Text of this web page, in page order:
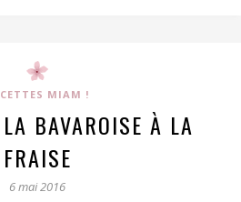
MIAM !
BAVAROISE À LA
FRAISE
6 mai 2016